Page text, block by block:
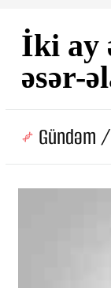
İki ay
əsər-
Gündəm